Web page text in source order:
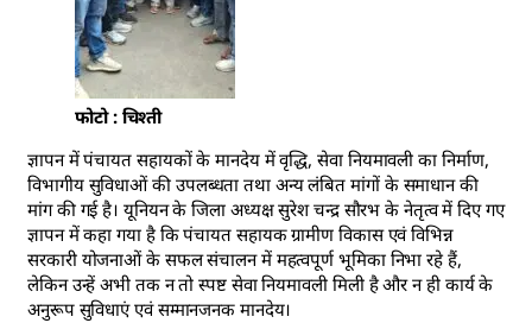
फोटो : चिश्ती
ज्ञापन में पंचायत सहायकों के मानदेय में वृद्धि, सेवा नियमावली का निर्माण,
विभागीय सुविधाओं की उपलब्धता तथा अन्य लंबित मांगों के समाधान की
मांग की गई है। यूनियन के जिला अध्यक्ष सुरेश चन्द्र सौरभ के नेतृत्व में दिए गए
ज्ञापन में कहा गया है कि पंचायत सहायक ग्रामीण विकास एवं विभिन्न
सरकारी योजनाओं के सफल संचालन में महत्वपूर्ण भूमिका निभा रहे हैं,
लेकिन उन्हें अभी तक न तो स्पष्ट सेवा नियमावली मिली है और न ही कार्य के
अनुरूप सुविधाएं एवं सम्मानजनक मानदेय।